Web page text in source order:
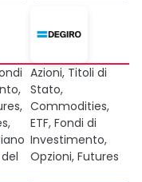
Azioni, Titoli di
Stato,
Commodities,
ETF, Fondi di
Investimento,
Opzioni, Futures